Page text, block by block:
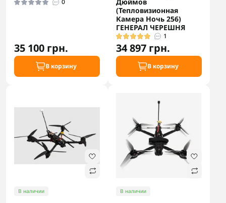
0
35 100 грн.
В корзину
(Тепловизионная
Камера Ночь 256)
ГЕНЕРАЛ ЧЕРЕШНЯ
1
34 897 грн.
В корзину
В наличии В наличии